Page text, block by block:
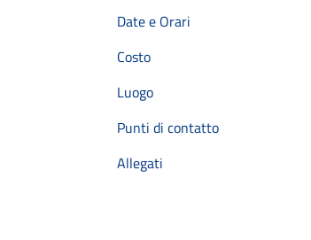
Date e Orari
Costo
Luogo
Punti di contatto
Allegati